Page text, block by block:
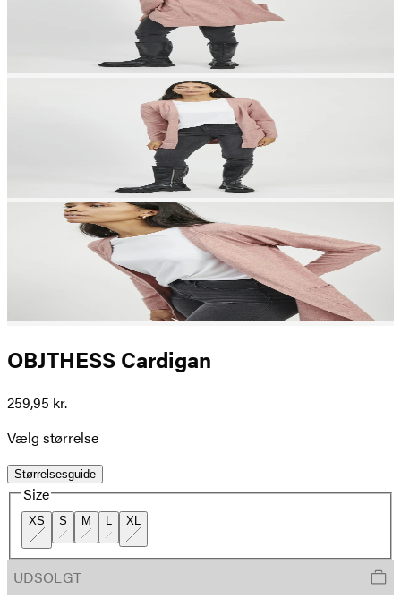
OBJTHESS Cardigan
259,95 kr.
Vælg størrelse
Størrelsesguide
Size
XS S M L XL
UDSOLGT